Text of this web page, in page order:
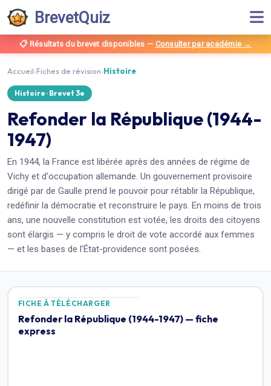
BrevetQuiz
📋 Résultats du brevet disponibles — Consulter par académie →
Accueil›Fiches de révision›Histoire
Histoire · Brevet 3e
Refonder la République (1944-
1947)
En 1944, la France est libérée après des années de régime de
Vichy et d'occupation allemande. Un gouvernement provisoire
dirigé par de Gaulle prend le pouvoir pour rétablir la République,
redéfinir la démocratie et reconstruire le pays. En moins de trois
ans, une nouvelle constitution est votée, les droits des citoyens
sont élargis — y compris le droit de vote accordé aux femmes
— et les bases de l'État-providence sont posées.
FICHE À TÉLÉCHARGER
Refonder la République (1944-1947) — fiche
express